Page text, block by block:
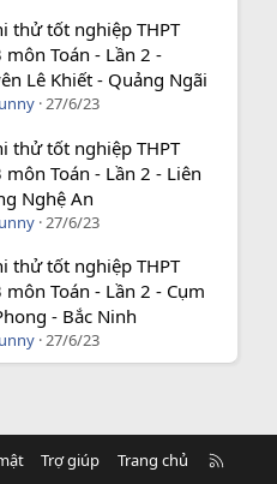
thử tốt nghiệp THPT
môn Toán - Lần 2 -
Lê Khiết - Quảng Ngãi
27/6/23
thử tốt nghiệp THPT
môn Toán - Lần 2 - Liên
Nghệ An
27/6/23
thử tốt nghiệp THPT
môn Toán - Lần 2 - Cụm
- Bắc Ninh
27/6/23
Trợ giúp Trang chủ